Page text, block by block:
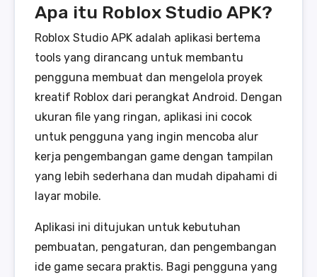
Apa itu Roblox Studio APK?
Roblox Studio APK adalah aplikasi bertema
tools yang dirancang untuk membantu
pengguna membuat dan mengelola proyek
kreatif Roblox dari perangkat Android. Dengan
ukuran file yang ringan, aplikasi ini cocok
untuk pengguna yang ingin mencoba alur
kerja pengembangan game dengan tampilan
yang lebih sederhana dan mudah dipahami di
layar mobile.
Aplikasi ini ditujukan untuk kebutuhan
pembuatan, pengaturan, dan pengembangan
ide game secara praktis. Bagi pengguna yang